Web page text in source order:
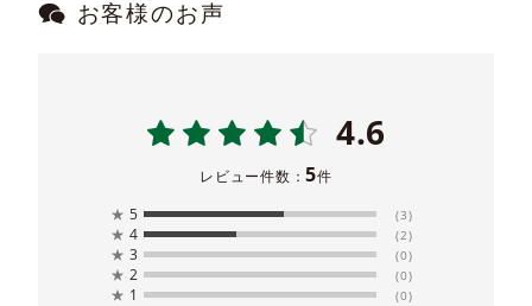
お客様のお声
4.6
レビュー件数：5件
★ 5 (3)
★ 4 (2)
★ 3 (0)
★ 2 (0)
★ 1 (0)